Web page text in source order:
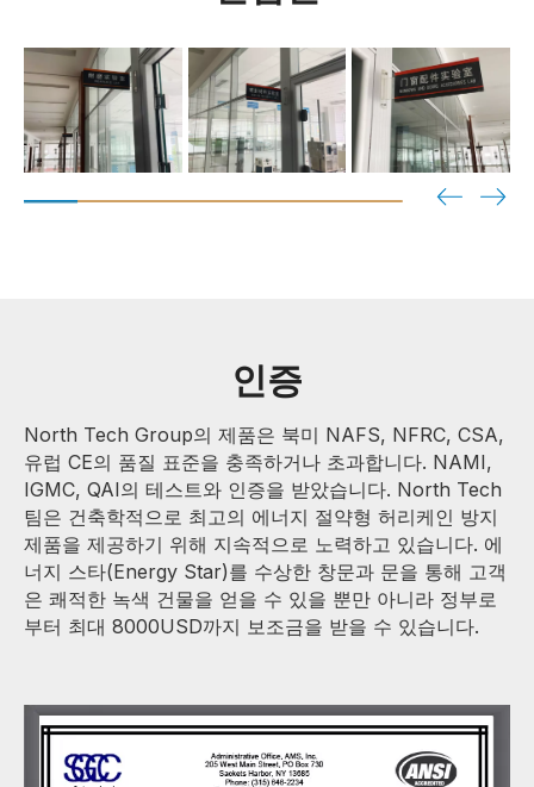
인증
North Tech Group의 제품은 북미 NAFS, NFRC, CSA,
유럽 CE의 품질 표준을 충족하거나 초과합니다. NAMI,
IGMC, QAI의 테스트와 인증을 받았습니다. North Tech
팀은 건축학적으로 최고의 에너지 절약형 허리케인 방지
제품을 제공하기 위해 지속적으로 노력하고 있습니다. 에
너지 스타(Energy Star)를 수상한 창문과 문을 통해 고객
은 쾌적한 녹색 건물을 얻을 수 있을 뿐만 아니라 정부로
부터 최대 8000USD까지 보조금을 받을 수 있습니다.